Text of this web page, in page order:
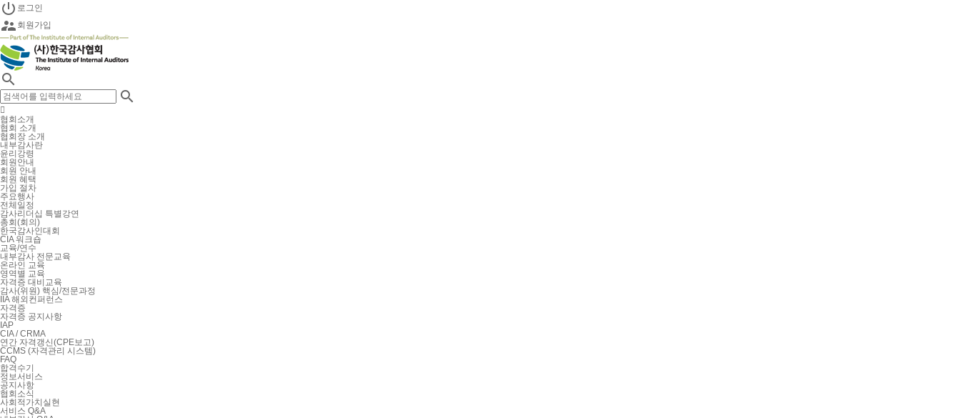
 로그인
 회원가입


협회소개
협회 소개
협회장 소개
내부감사란
윤리강령
회원안내
회원 안내
회원 혜택
가입 절차
주요행사
전체일정
감사리더십 특별강연
총회(회의)
한국감사인대회
CIA 워크숍
교육/연수
내부감사 전문교육
온라인 교육
영역별 교육
자격증 대비교육
감사(위원) 핵심/전문과정
IIA 해외컨퍼런스
자격증
자격증 공지사항
IAP
CIA / CRMA
연간 자격갱신(CPE보고)
CCMS (자격관리 시스템)
FAQ
합격수기
정보서비스
공지사항
협회소식
사회적가치실현
서비스 Q&A